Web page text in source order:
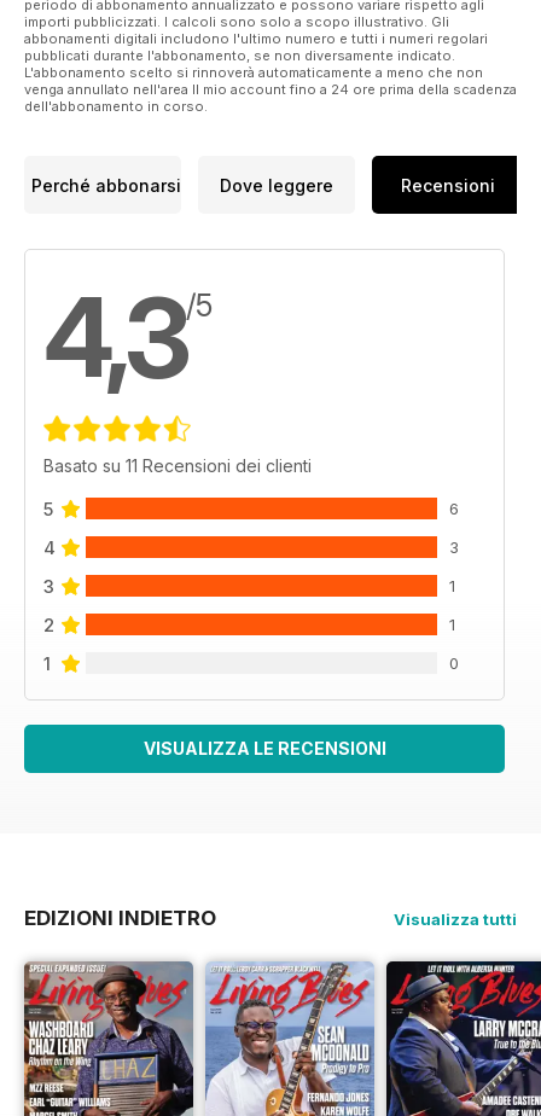
periodo di abbonamento annualizzato e possono variare rispetto agli
importi pubblicizzati. I calcoli sono solo a scopo illustrativo. Gli
abbonamenti digitali includono l'ultimo numero e tutti i numeri regolari
pubblicati durante l'abbonamento, se non diversamente indicato.
L'abbonamento scelto si rinnoverà automaticamente a meno che non
venga annullato nell'area Il mio account fino a 24 ore prima della scadenza
dell'abbonamento in corso.
Perché abbonarsi Dove leggere Recensioni
4,3/5
Basato su 11 Recensioni dei clienti
5 6
4 3
3 1
2 1
1 0
VISUALIZZA LE RECENSIONI
EDIZIONI INDIETRO Visualizza tutti